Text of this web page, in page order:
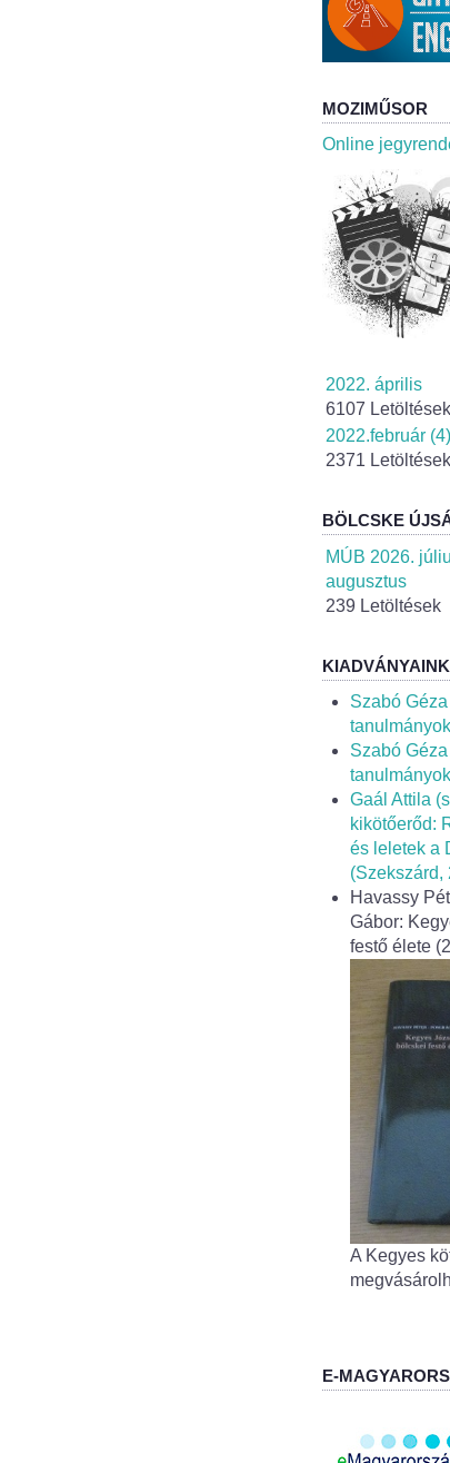
MOZIMŰSOR
Online
2022. április
6107 Letöltések
2022.február (4)
2371 Letöltések
BÖLCSKE
MÚB 2026.
augusztus
239 Letöltések
KIADVÁNYAINK
Szabó
Szabó
Gaál Attila
kikötőerőd:
és leletek a
(Szekszárd,
Havassy
Gábor:
festő élete
A Kegyes
E-